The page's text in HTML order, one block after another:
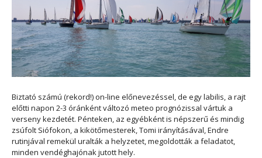
Biztató számú (rekord!) on-line előnevezéssel, de egy labilis, a rajt
előtti napon 2-3 óránként változó meteo prognózissal vártuk a
verseny kezdetét. Pénteken, az egyébként is népszerű és mindig
zsúfolt Siófokon, a kikötőmesterek, Tomi irányításával, Endre
rutinjával remekül uralták a helyzetet, megoldották a feladatot,
minden vendéghajónak jutott hely.